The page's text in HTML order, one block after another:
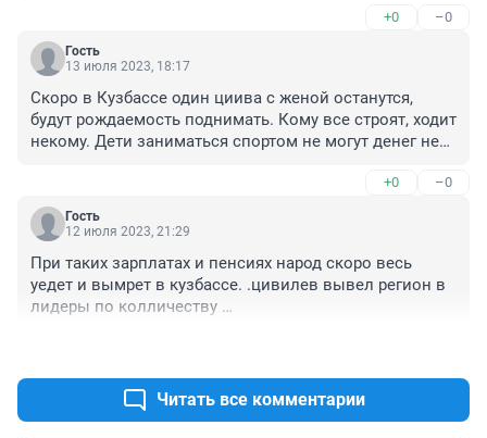
+0 –0
Гость
13 июля 2023, 18:17
Скоро в Кузбассе один циива с женой останутся,
будут рождаемость поднимать. Кому все строят, ходит
некому. Дети заниматься спортом не могут денег нет
+0 –0
Гость
12 июля 2023, 21:29
При таких зарплатах и пенсиях народ скоро весь
уедет и вымрет в кузбассе. .цивилев вывел регион в
лидеры по колличеству
пляски.веселая жизнь наступила в кузбассе.только
веселится неначто.
Читать все комментарии